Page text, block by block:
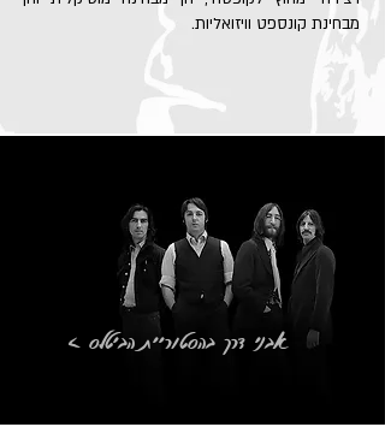
מבחינת קונספט וויזואליות.
< אבני דרך בהסטוריית הביטלס